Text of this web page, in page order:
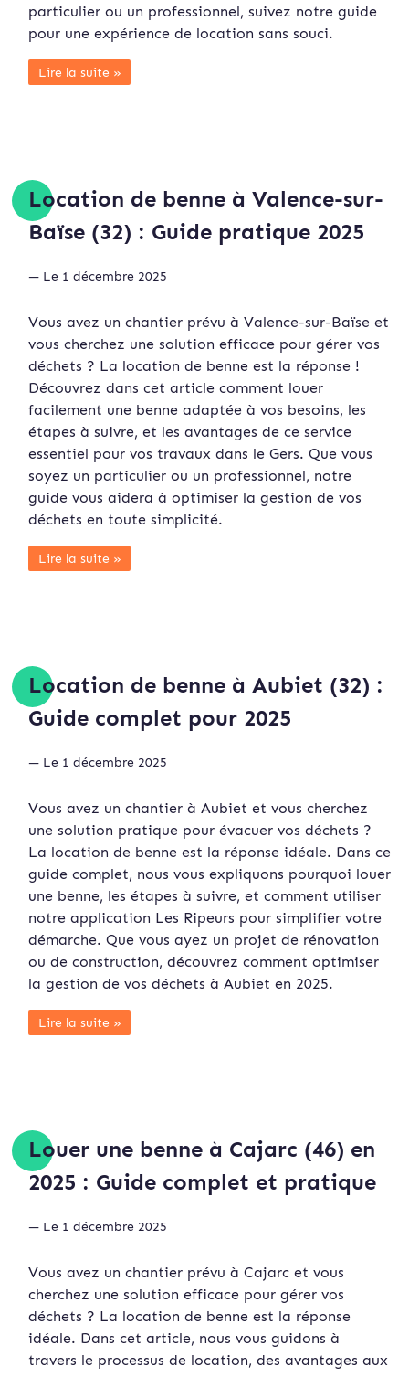
particulier ou un professionnel, suivez notre guide
pour une expérience de location sans souci.
Lire la suite »
Location de benne à Valence-sur-
Baïse (32) : Guide pratique 2025
— Le 1 décembre 2025
Vous avez un chantier prévu à Valence-sur-Baïse et
vous cherchez une solution efficace pour gérer vos
déchets ? La location de benne est la réponse !
Découvrez dans cet article comment louer
facilement une benne adaptée à vos besoins, les
étapes à suivre, et les avantages de ce service
essentiel pour vos travaux dans le Gers. Que vous
soyez un particulier ou un professionnel, notre
guide vous aidera à optimiser la gestion de vos
déchets en toute simplicité.
Lire la suite »
Location de benne à Aubiet (32) :
Guide complet pour 2025
— Le 1 décembre 2025
Vous avez un chantier à Aubiet et vous cherchez
une solution pratique pour évacuer vos déchets ?
La location de benne est la réponse idéale. Dans ce
guide complet, nous vous expliquons pourquoi louer
une benne, les étapes à suivre, et comment utiliser
notre application Les Ripeurs pour simplifier votre
démarche. Que vous ayez un projet de rénovation
ou de construction, découvrez comment optimiser
la gestion de vos déchets à Aubiet en 2025.
Lire la suite »
Louer une benne à Cajarc (46) en
2025 : Guide complet et pratique
— Le 1 décembre 2025
Vous avez un chantier prévu à Cajarc et vous
cherchez une solution efficace pour gérer vos
déchets ? La location de benne est la réponse
idéale. Dans cet article, nous vous guidons à
travers le processus de location, des avantages aux